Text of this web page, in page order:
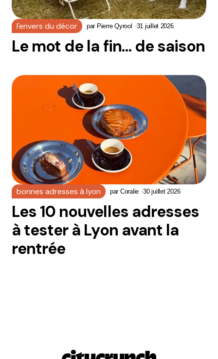
l'envers du décor par Pierre Qyrool 31 juillet 2026
Le mot de la fin… de saison
bonnes adresses à lyon par Coralie 30 juillet 2026
Les 10 nouvelles adresses
à tester à Lyon avant la
rentrée